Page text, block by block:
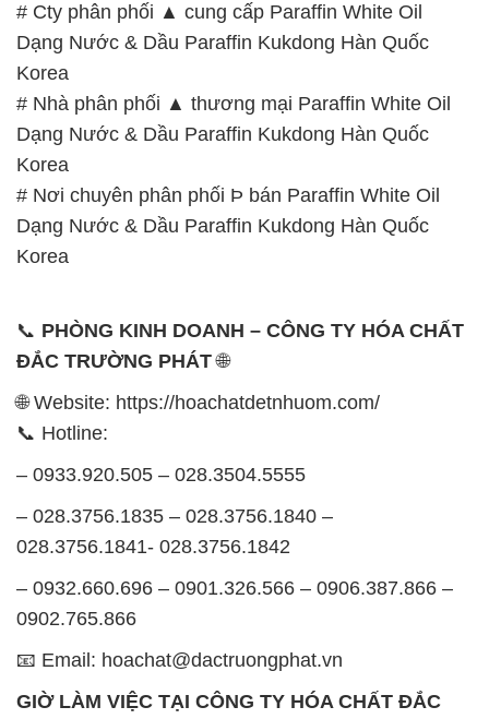
# Cty phân phối ▲ cung cấp Paraffin White Oil
Dạng Nước & Dầu Paraffin Kukdong Hàn Quốc
Korea
# Nhà phân phối ▲ thương mại Paraffin White Oil
Dạng Nước & Dầu Paraffin Kukdong Hàn Quốc
Korea
# Nơi chuyên phân phối Þ bán Paraffin White Oil
Dạng Nước & Dầu Paraffin Kukdong Hàn Quốc
Korea
📞 PHÒNG KINH DOANH – CÔNG TY HÓA CHẤT
ĐẮC TRƯỜNG PHÁT🌐
🌐 Website: https://hoachatdetnhuom.com/
📞 Hotline:
– 0933.920.505 – 028.3504.5555
– 028.3756.1835 – 028.3756.1840 –
028.3756.1841- 028.3756.1842
– 0932.660.696 – 0901.326.566 – 0906.387.866 –
0902.765.866
📧 Email: hoachat@dactruongphat.vn
GIỜ LÀM VIỆC TẠI CÔNG TY HÓA CHẤT ĐẮC